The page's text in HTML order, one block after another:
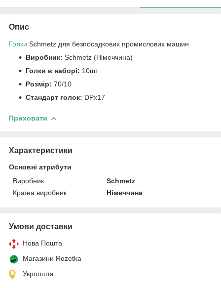
Опис
Голки Schmetz для безпосадкових промислових машин
Виробник: Schmetz (Німеччина)
Голки в наборі: 10шт
Розмір: 70/10
Стандарт голок: DPх17
Приховати
Характеристики
Основні атрибути
Виробник
Schmetz
Країна виробник
Німеччина
Умови доставки
Нова Пошта
Магазини Rozetka
Укрпошта